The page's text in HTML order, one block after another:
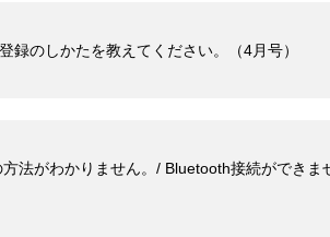
録のしかたを教えてください。（4月号）
法がわかりません。/ Bluetooth接続ができま